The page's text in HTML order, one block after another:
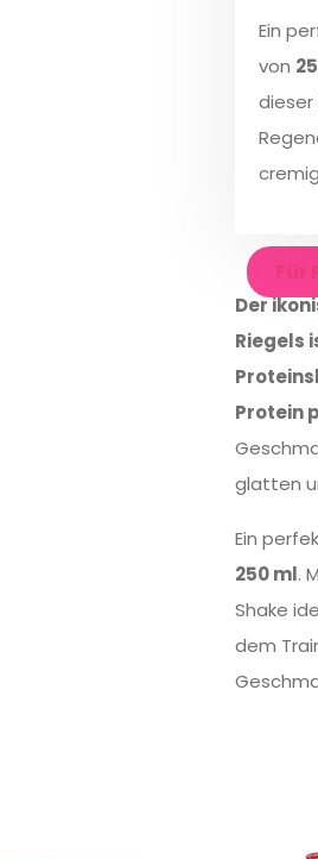
Ein
von
dieser
Für
Der
Riegels
Protein
glatten
Ein
250 ml.
Shake
dem